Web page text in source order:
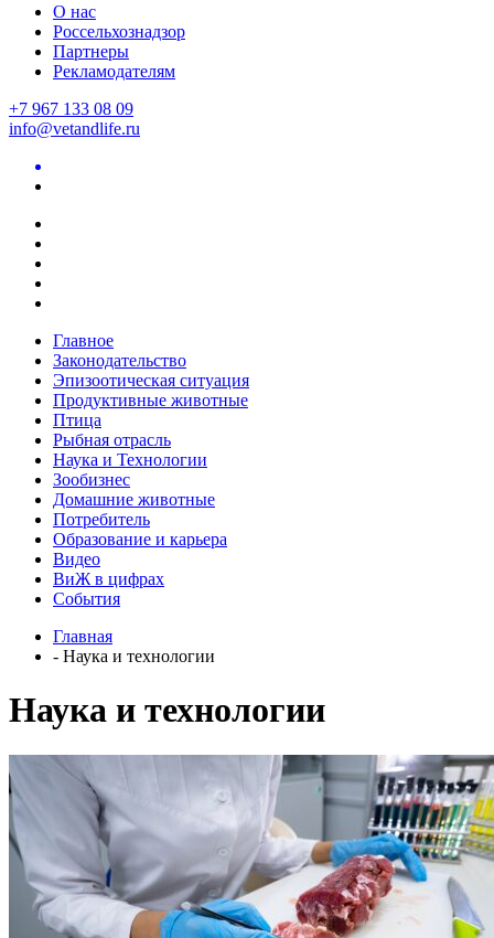
О нас
Россельхознадзор
Партнеры
Рекламодателям
+7 967 133 08 09
info@vetandlife.ru
Главное
Законодательство
Эпизоотическая ситуация
Продуктивные животные
Птица
Рыбная отрасль
Наука и Технологии
Зообизнес
Домашние животные
Потребитель
Образование и карьера
Видео
ВиЖ в цифрах
События
Главная
- Наука и технологии
Наука и технологии